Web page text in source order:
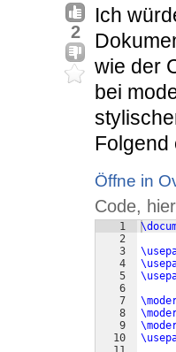
2
Ich
wie der
bei
Folgend
Öffne in
Code,
1
2
3
4
5
6
7
8
9
10